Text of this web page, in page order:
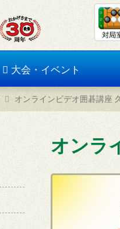
大会・イベント
オンラインビデオ囲碁講座
オンラ